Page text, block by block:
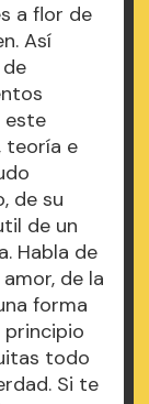
a flor de
Así
este
teoría e
de su
de un
Habla de
de la
forma
todo
Si te